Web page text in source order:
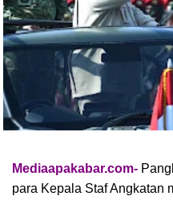
Mediaapakabar.com-
para Kepala Staf Angkatan